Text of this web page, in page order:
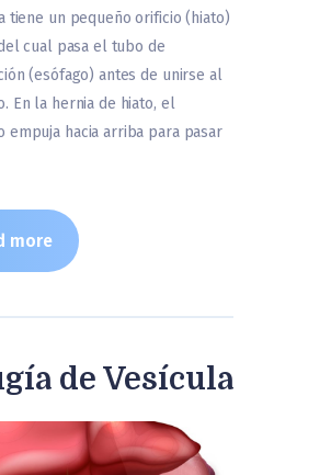
tiene un pequeño orificio (hiato)
cual pasa el tubo de
(esófago) antes de unirse al
En la hernia de hiato, el
empuja hacia arriba para pasar
more
de Vesícula